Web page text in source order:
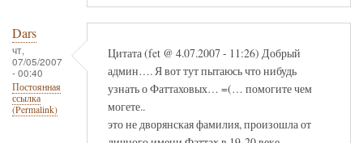
Dars
чт,
07/05/2007
- 00:40
Постоянная
ссылка
(Permalink)
Цитата (fet @ 4.07.2007 - 11:26) Добрый
админ…. Я вот тут пытаюсь что нибудь
узнать о Фаттаховых… =(… помогите чем
могете..
это не дворянская фамилия, произошла от